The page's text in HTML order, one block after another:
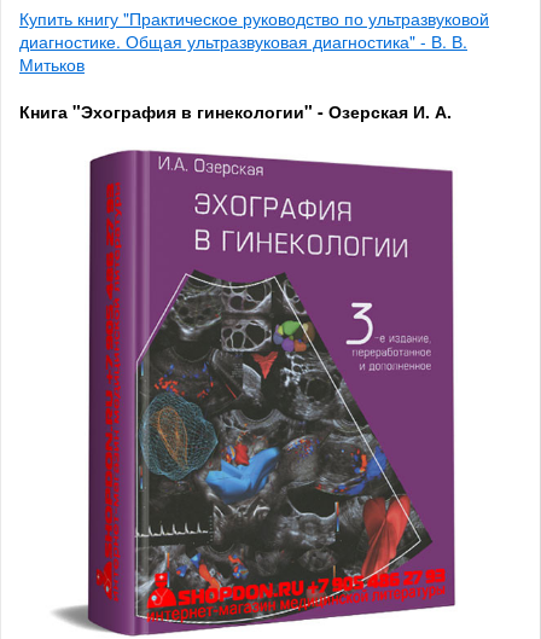
Купить книгу "Практическое руководство по ультразвуковой
диагностике. Общая ультразвуковая диагностика" - В. В.
Митьков
Книга "Эхография в гинекологии" - Озерская И. А.